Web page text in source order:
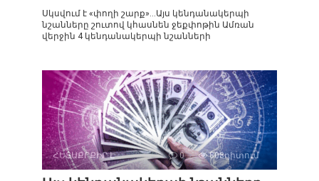
Սկսվում է «փողի շարք»…Այս կենդանակերպի
նշանները շուտով կհասնեն ջեքփոթին Ամռան
վերջին 4 կենդանակերպի նշանների
ՀԵՏԱՔՐՔԻՐ Է 0 808դիտում